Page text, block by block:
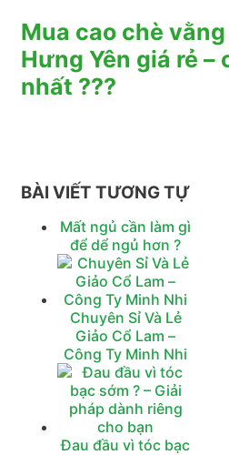
Mua cao chè
Hưng Yên giá rẻ
nhất ???
BÀI VIẾT TƯƠNG TỰ
Mất ngủ cần làm gì
để dể ngủ hơn ?
Chuyên Sỉ Và Lẻ
Giảo Cổ Lam –
Công Ty Minh Nhi
Đau đầu vì tóc bạc